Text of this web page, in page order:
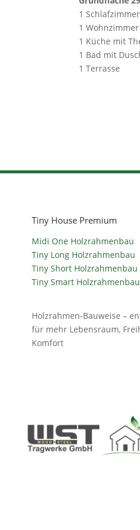
1
1
1 Küche mit
1 Bad mit
1 Terrasse
Tiny House Premium
Midi One Holzrahmenbau
Tiny Long Holzrahmenbau
Tiny Short Holzrahmenbau
Tiny Smart Holzrahmenbau
Holzrahmen-Bauweise –
für mehr Lebensraum,
Komfort